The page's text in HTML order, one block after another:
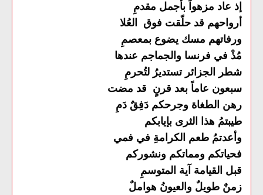
إذ عاد مزهواً بأجمل مقدمِ
أرواحهم قد حلّقت فوق العُلا
ورفاتهم مسك يضوع بمعصمِ
مُذْ في فرنسا والجماجم عندها
شطر الجزائر تستديرُ لتُحرمِ
سبعون عاماً بعد قرنٍ قد مضت
رهن الطغاة وجرحكم دَفِقٌ دَمِ
طيبتمُ هذا الثرى بإيابكم
وأعدتمُ طعم الكرامةِ في فمي
فحياتكم ومماتكم ونشوركم
قبل القيامة آية المتوسمِ
زمنٌ طويلٌ والعيونُ هواملٌ